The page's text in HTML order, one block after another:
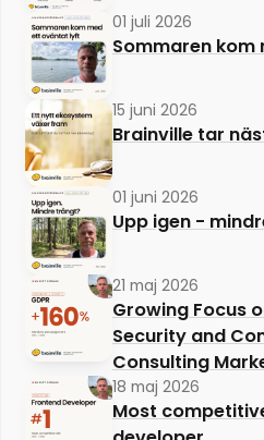
01 juli 2026
Sommaren
15 juni 2026
Brainville tar
01 juni 2026
Upp igen -
21 maj 2026
Growing Focus
Security and
Consulting
18 maj 2026
Most